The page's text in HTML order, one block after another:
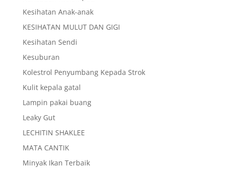
Kesihatan Anak-anak
KESIHATAN MULUT DAN GIGI
Kesihatan Sendi
Kesuburan
Kolestrol Penyumbang Kepada Strok
Kulit kepala gatal
Lampin pakai buang
Leaky Gut
LECHITIN SHAKLEE
MATA CANTIK
Minyak Ikan Terbaik